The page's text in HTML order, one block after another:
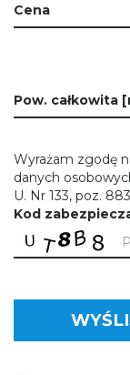
Cena
Pow. całkowita
Wyrażam zgodę
danych
U. Nr 133, poz.
Kod